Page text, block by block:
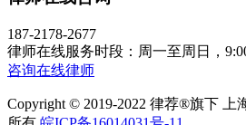
187-2178-2677
律师在线服务时段：周一至周日，
咨询在线律师
Copyright © 2019-2022 律荐®旗下 上